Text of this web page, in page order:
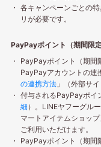
各キャンペーンごとの
リが必要です。
PayPayポイント（期間限
PayPayポイント（期間
PayPayアカウントの連
の連携方法 」（外部サ
付与されるPayPayポイ
細 ）。LINEヤフーグル
マートアイテムショッ
ご利用いただけます。
PayPayポイント（期間